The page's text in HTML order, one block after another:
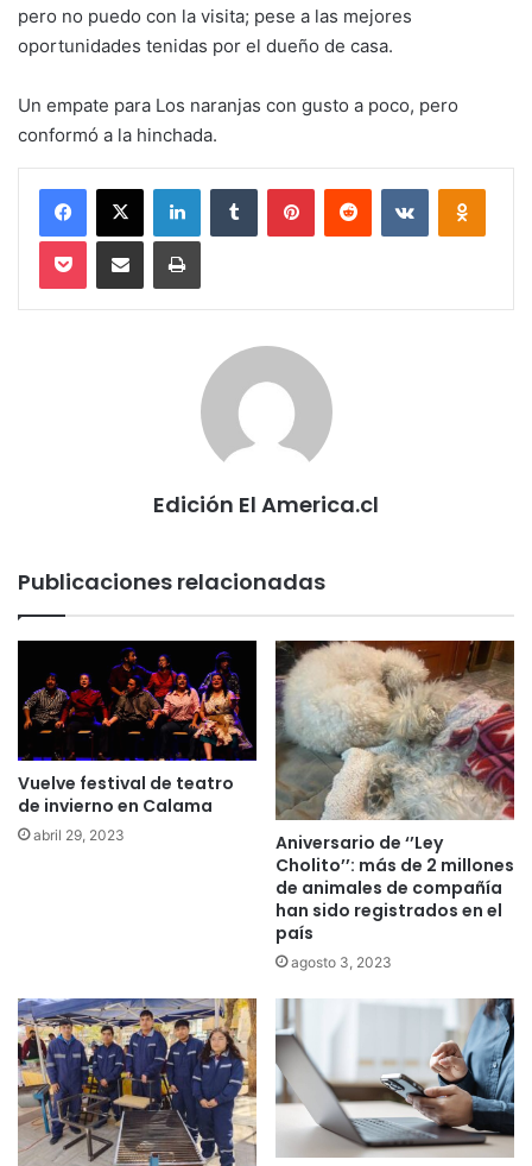
pero no puedo con la visita; pese a las mejores
oportunidades tenidas por el dueño de casa.
Un empate para Los naranjas con gusto a poco, pero
conformó a la hinchada.
Facebook
X LinkedInTumblr PinterestReddit VKontakte
Pocket Compartir via email Imprimir
Edición El America.cl
Publicaciones relacionadas
Vuelve festival de teatro
de invierno en Calama
abril 29, 2023
Aniversario de ‘’Ley
Cholito’’: más de 2 millones
de animales de compañía
han sido registrados en el
país
agosto 3, 2023